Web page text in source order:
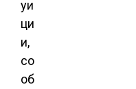
уи
ци
и,
со
об